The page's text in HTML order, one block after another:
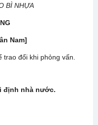
BÌ NHỰA
Nam]
trao đổi khi phỏng vấn.
định nhà nước.